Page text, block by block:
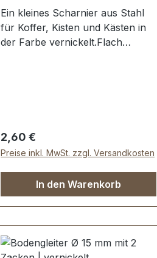
Ein kleines Scharnier aus Stahl
für Koffer, Kisten und Kästen in
der Farbe vernickelt.Flach
mm.Lieferumfang:1 Stück
Scharnier
Regulärer Preis:
2,60 €
Preise inkl. MwSt. zzgl. Versandkosten
In den Warenkorb